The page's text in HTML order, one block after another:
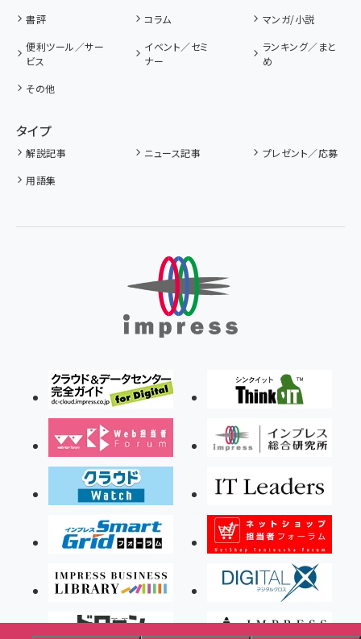
書評 コラム
マンガ/小説
便利ツール／サー
ビス
イベント／セミ
ナー
ランキング／まと
め
その他
タイプ
解説記事 ニュース記事
プレゼント／応募
用語集